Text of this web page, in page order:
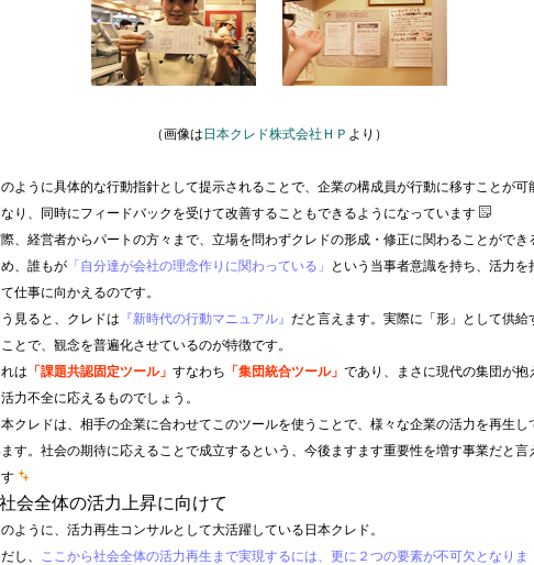
（画像は 日本クレド株式会社ＨＰ より）
ように具体的な行動指針として提示されることで、企業の構成員が行動に移すことが可
り、同時にフィードバックを受けて改善することもできるようになっています
、経営者からパートの方々まで、立場を問わずクレドの形成・修正に関わることができ
、誰もが 「自分達が会社の理念作りに関わっている」
という当事者意識を持ち、活力を
仕事に向かえるのです。
見ると、クレドは 『新時代の行動マニュアル』 だと言えます。実際に「形」として供給
とで、観念を普遍化させているのが特徴です。
は 「課題共認固定ツール」 すなわち 「集団統合ツール」 であり、まさに現代の集団が抱
力不全に応えるものでしょう。
本クレドは、相手の企業に合わせてこのツールを使うことで、様々な企業の活力を再生し
す。社会の期待に応えることで成立するという、今後ますます重要性を増す事業だと言
会全体の活力上昇に向けて
ように、活力再生コンサルとして大活躍している日本クレド。
し、 ここから社会全体の活力再生まで実現するには、更に２つの要素が不可欠となりま